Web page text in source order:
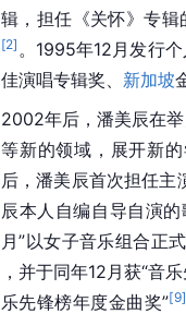
辑，担任《关怀》专辑
[2] 。1995年12月发行
佳演唱专辑奖、 新加坡
2002年后，潘美辰在
等新的领域，展开新
后，潘美辰首次担任主
辰本人自编自导自演
月”以女子音乐组合正
，并于同年12月获“音
乐先锋榜年度金曲奖”[9]